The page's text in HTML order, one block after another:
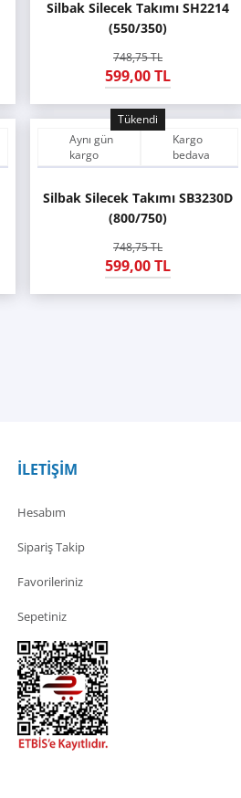
Silbak Silecek Takımı SH2214
(550/350)
748,75 TL
599,00 TL
Tükendi
Aynı gün
kargo
Kargo
bedava
Silbak Silecek Takımı SB3230D
(800/750)
748,75 TL
599,00 TL
İLETİŞİM
Hesabım
Sipariş Takip
Favorileriniz
Sepetiniz